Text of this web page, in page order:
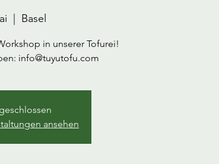
  |
Basel
in unserer Tofurei!
info@tuyutofu.com
ansehen